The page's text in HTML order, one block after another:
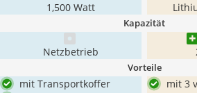
1,500 Watt
Kapazität
Netzbetrieb
Vorteile
mit Transportkoffer
mit 3